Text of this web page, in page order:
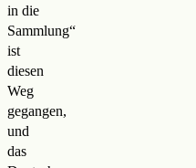
in die
Sammlung“
ist
diesen
Weg
gegangen,
und
das